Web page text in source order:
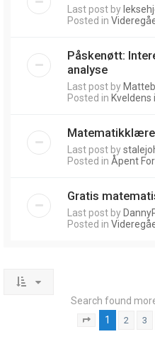
Last post by
Posted in
Påskenøtt:
analyse
Last post by
Posted in
Last post by
Posted in Åpent
Gratis
Last post by
Posted in
Search found
Page of 20
1 2 3